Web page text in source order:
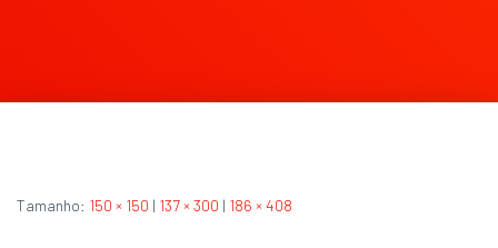
Tamanho: 150 × 150 | 137 × 300 | 186 × 408